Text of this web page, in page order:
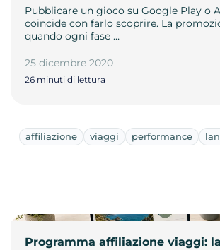
Pubblicare un gioco su Google Play o
coincide con farlo scoprire. La
quando ogni fase …
25 dicembre 2020
26 minuti di lettura
affiliazione viaggi performance
Programma affiliazione viaggi: